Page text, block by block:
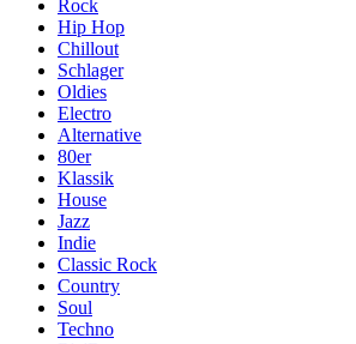
Rock
Hip Hop
Chillout
Schlager
Oldies
Electro
Alternative
80er
Klassik
House
Jazz
Indie
Classic Rock
Country
Soul
Techno